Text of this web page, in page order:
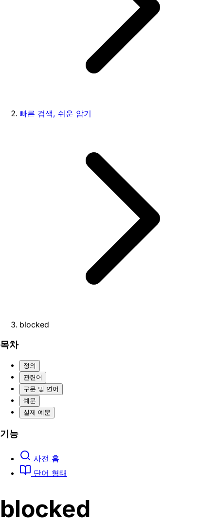
빠른 검색, 쉬운 암기
blocked
목차
정의
관련어
구문 및 연어
예문
실제 예문
기능
사전 홈
단어 형태
blocked